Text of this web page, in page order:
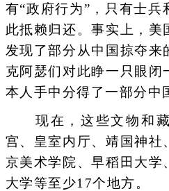
有“政府行为”，只有士
此抵赖归还。事实上，美
发现了部分从中国掠夺来
克阿瑟们对此睁一只眼闭
本人手中分得了一部分中
现在，这些文物和藏
宫、皇室内厅、靖国神社
京美术学院、早稻田大学
大学等至少17个地方。